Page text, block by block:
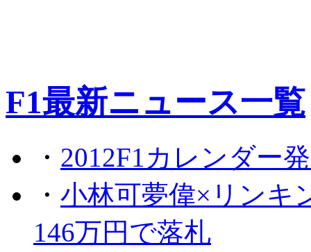
F1最新ニュース一覧
・ 2012F1カレンダー
・ 小林可夢偉×リンキ
146万円で落札